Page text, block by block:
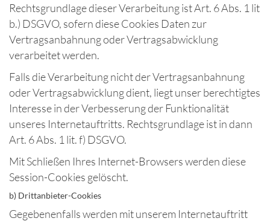
Rechtsgrundlage dieser Verarbeitung ist Art. 6 Abs. 1 lit
b.) DSGVO, sofern diese Cookies Daten zur
Vertragsanbahnung oder Vertragsabwicklung
verarbeitet werden.
Falls die Verarbeitung nicht der Vertragsanbahnung
oder Vertragsabwicklung dient, liegt unser berechtigtes
Interesse in der Verbesserung der Funktionalität
unseres Internetauftritts. Rechtsgrundlage ist in dann
Art. 6 Abs. 1 lit. f) DSGVO.
Mit Schließen Ihres Internet-Browsers werden diese
Session-Cookies gelöscht.
b) Drittanbieter-Cookies
Gegebenenfalls werden mit unserem Internetauftritt